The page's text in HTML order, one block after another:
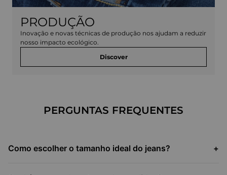
PRODUÇÃO
Inovação e novas técnicas de produção nos ajudam a reduzir
nosso impacto ecológico.
Discover
PERGUNTAS FREQUENTES
Como escolher o tamanho ideal do jeans? +